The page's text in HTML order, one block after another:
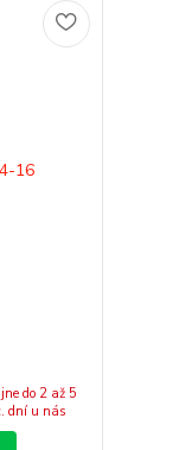
do 2 až 5
dní u nás